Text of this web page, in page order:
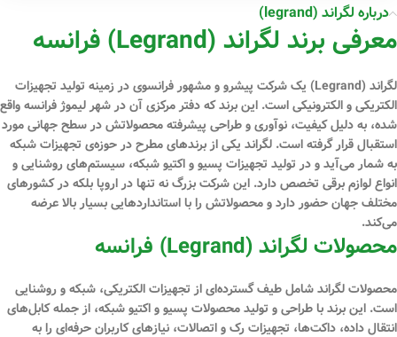
درباره لگراند (legrand)
معرفی برند لگراند (Legrand) فرانسه
لگراند (Legrand) یک شرکت پیشرو و مشهور فرانسوی در زمینه تولید تجهیزات
الکتریکی و الکترونیکی است. این برند که دفتر مرکزی آن در شهر لیموژ فرانسه واقع
شده، به دلیل کیفیت، نوآوری و طراحی پیشرفته محصولاتش در سطح جهانی مورد
استقبال قرار گرفته است. لگراند یکی از برندهای مطرح در حوزه‌ی تجهیزات شبکه
به شمار می‌آید و در تولید تجهیزات پسیو و اکتیو شبکه، سیستم‌های روشنایی و
انواع لوازم برقی تخصص دارد. این شرکت بزرگ نه تنها در اروپا بلکه در کشورهای
مختلف جهان حضور دارد و محصولاتش را با استانداردهایی بسیار بالا عرضه
می‌کند.
محصولات لگراند (Legrand) فرانسه
محصولات لگراند شامل طیف گسترده‌ای از تجهیزات الکتریکی، شبکه و روشنایی
است. این برند با طراحی و تولید محصولات پسیو و اکتیو شبکه، از جمله کابل‌های
انتقال داده، داکت‌ها، تجهیزات رک و اتصالات، نیازهای کاربران حرفه‌ای را به